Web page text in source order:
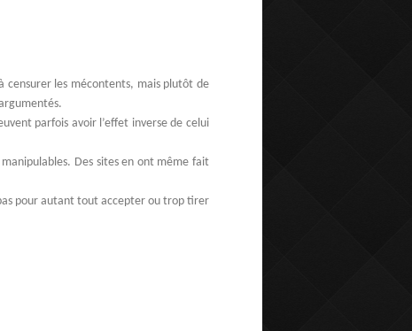
censurer les mécontents, mais plutôt de
parfois avoir l’effet inverse de celui
Des sites en ont même fait
pour autant tout accepter ou trop tirer